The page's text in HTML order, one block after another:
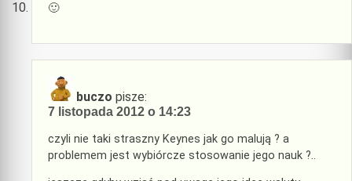
🙂
buczo pisze:
7 listopada 2012 o 14:23
czyli nie taki straszny Keynes jak go malują ? a
problemem jest wybiórcze stosowanie jego nauk ?..